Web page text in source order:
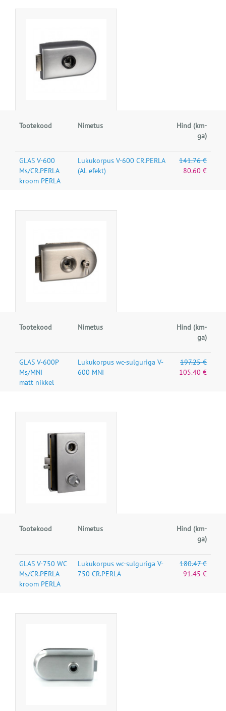
Tootekood Nimetus
Hind (km-
ga)
GLAS V-600
Ms/CR.PERLA
kroom PERLA
Lukukorpus V-600 CR.PERLA
(AL efekt)
141.76 €
80.60 €
Tootekood Nimetus
Hind (km-
ga)
GLAS V-600P
Ms/MNI
matt nikkel
Lukukorpus wc-sulguriga V-
600 MNI
197.25 €
105.40 €
Tootekood Nimetus
Hind (km-
ga)
GLAS V-750 WC
Ms/CR.PERLA
kroom PERLA
Lukukorpus wc-sulguriga V-
750 CR.PERLA
180.47 €
91.45 €